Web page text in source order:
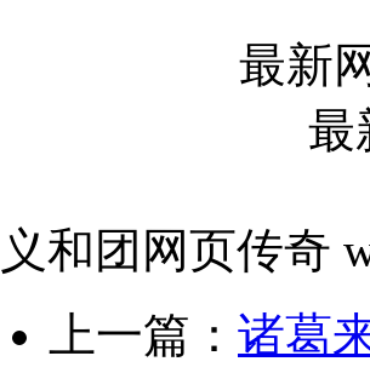
最新
最
义和团网页传奇
上一篇： 诸葛